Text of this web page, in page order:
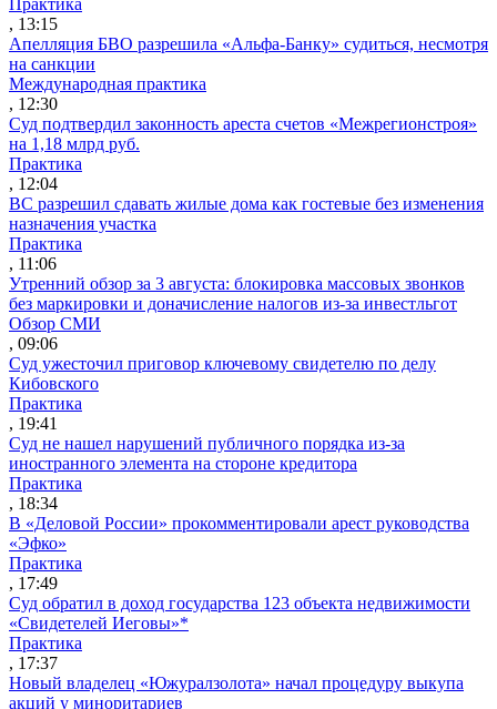
, 13:15
Апелляция БВО разрешила «Альфа-Банку» судиться, несмотря
на санкции
Международная практика
, 12:30
Суд подтвердил законность ареста счетов «Межрегионстроя»
на 1,18 млрд руб.
Практика
, 12:04
ВС разрешил сдавать жилые дома как гостевые без изменения
назначения участка
Практика
, 11:06
Утренний обзор за 3 августа: блокировка массовых звонков
без маркировки и доначисление налогов из-за инвестльгот
Обзор СМИ
, 09:06
Суд ужесточил приговор ключевому свидетелю по делу
Кибовского
Практика
, 19:41
Суд не нашел нарушений публичного порядка из-за
иностранного элемента на стороне кредитора
Практика
, 18:34
В «Деловой России» прокомментировали арест руководства
«Эфко»
Практика
, 17:49
Суд обратил в доход государства 123 объекта недвижимости
«Свидетелей Иеговы»*
Практика
, 17:37
Новый владелец «Южуралзолота» начал процедуру выкупа
акций у миноритариев